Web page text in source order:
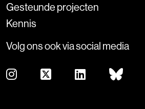
Gesteunde projecten
Kennis
Volg ons ook via social media